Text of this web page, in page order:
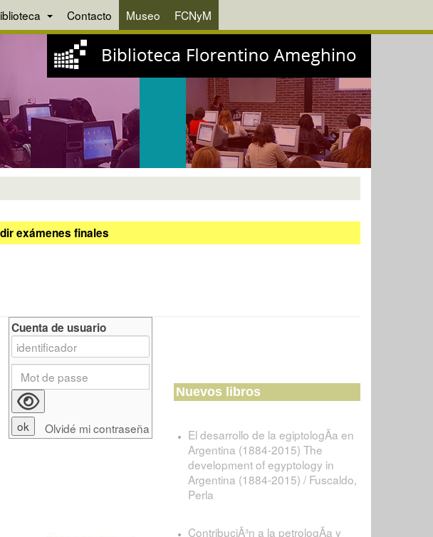
Contacto Museo FCNyM
exámenes finales
Cuenta de usuario
Olvidé mi contraseña
Nuevos libros
El desarrollo de la egiptologÃ­a en
Argentina (1884-2015) The
development of egyptology in
Argentina (1884-2015) / Fuscaldo,
Perla
ContribuciÃ³n a la petrologÃ­a y